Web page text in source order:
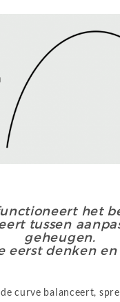
het
tussen
geheugen.
eerst denken
curve balanceert,